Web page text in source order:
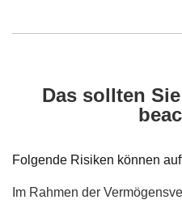
Das sollten
Folgende Risiken können
Im Rahmen der